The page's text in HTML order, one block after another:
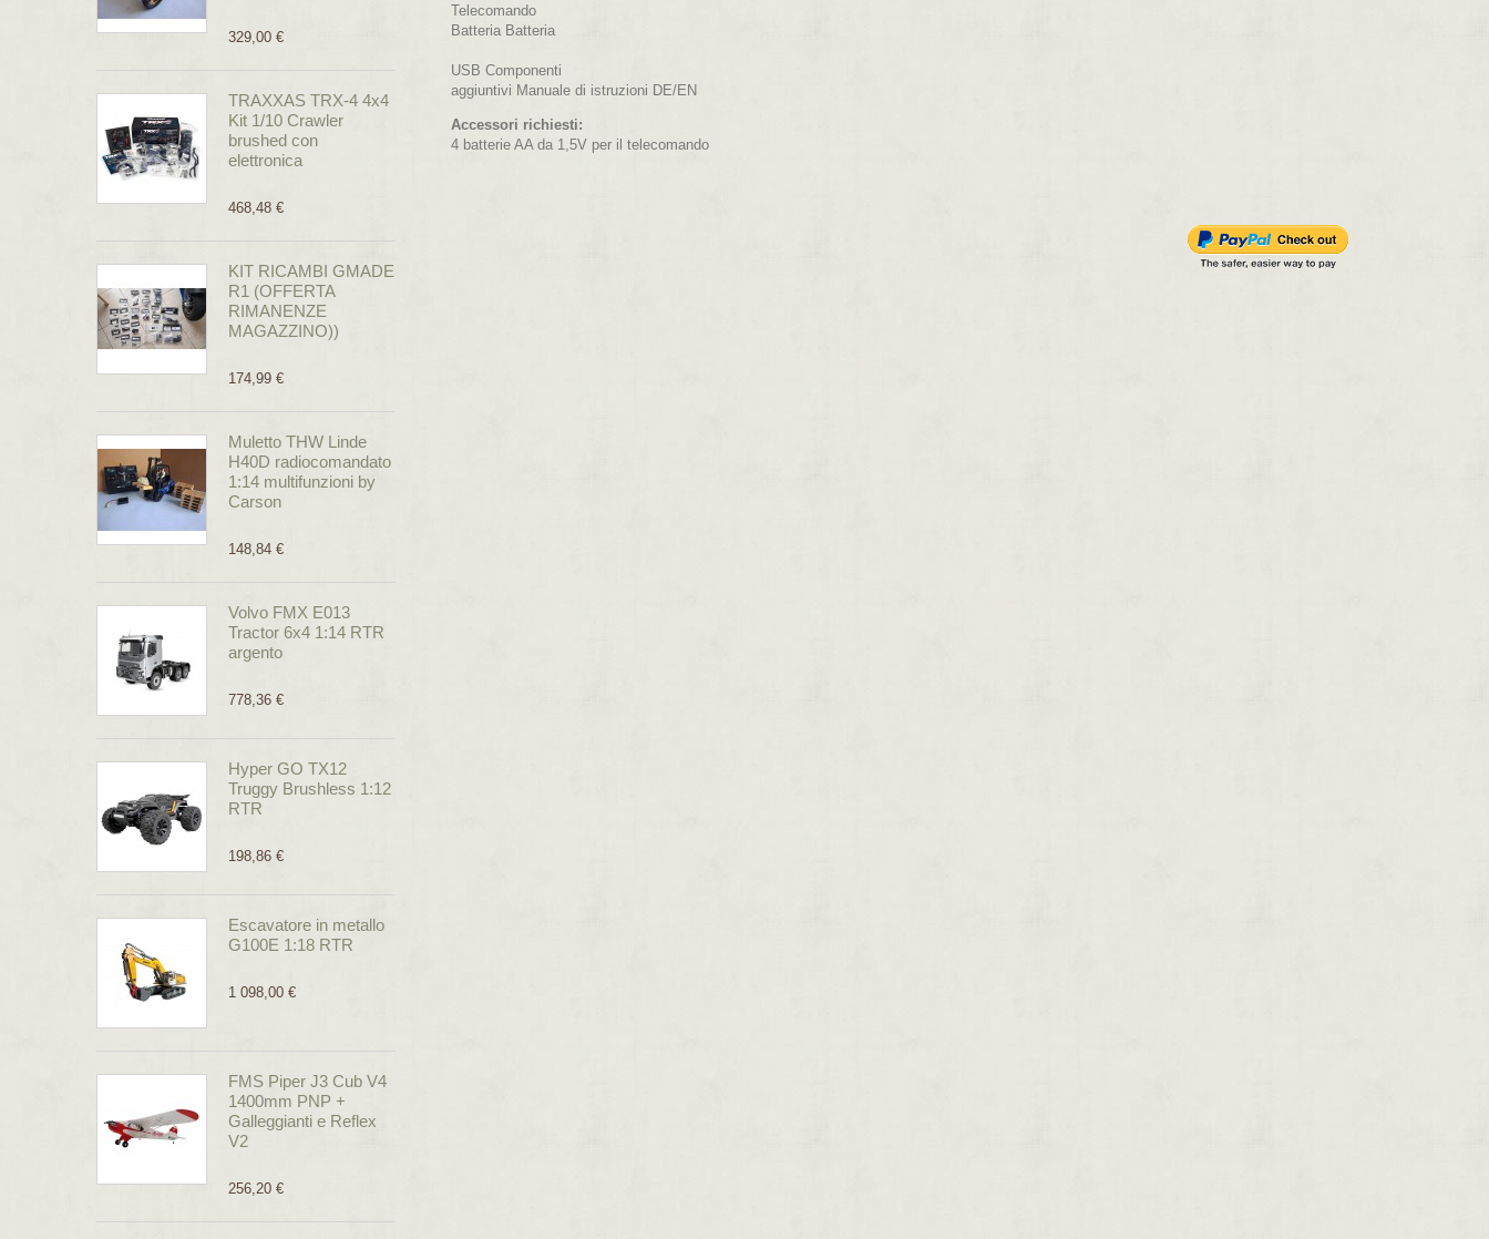
329,00 €
TRAXXAS TRX-4 4x4
Kit 1/10 Crawler
brushed con
elettronica
468,48 €
KIT RICAMBI GMADE
R1 (OFFERTA
RIMANENZE
MAGAZZINO))
174,99 €
Muletto THW Linde
H40D radiocomandato
1:14 multifunzioni by
Carson
148,84 €
Volvo FMX E013
Tractor 6x4 1:14 RTR
argento
778,36 €
Hyper GO TX12
Truggy Brushless 1:12
RTR
198,86 €
Escavatore in metallo
G100E 1:18 RTR
1 098,00 €
FMS Piper J3 Cub V4
1400mm PNP +
Galleggianti e Reflex
V2
256,20 €
Telecomando
Batteria Batteria
USB Componenti
aggiuntivi Manuale di istruzioni DE/EN
Accessori richiesti:
4 batterie AA da 1,5V per il telecomando